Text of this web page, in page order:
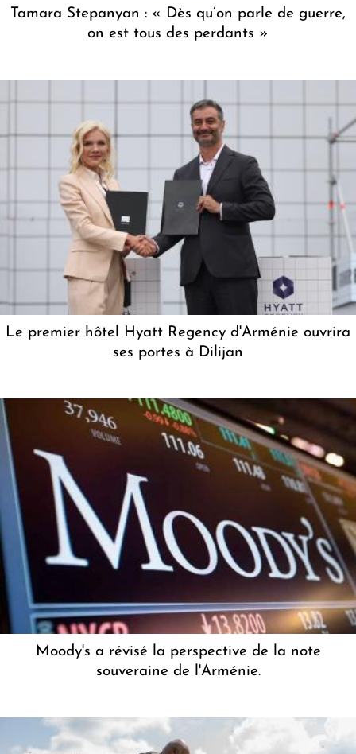
Tamara Stepanyan : « Dès qu’on parle de guerre,
on est tous des perdants »
Le premier hôtel Hyatt Regency d'Arménie ouvrira
ses portes à Dilijan
Moody's a révisé la perspective de la note
souveraine de l'Arménie.